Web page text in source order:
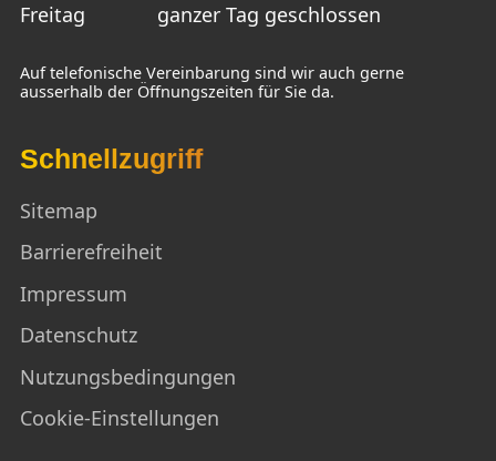
Freitag
ganzer Tag geschlossen
Auf telefonische Vereinbarung sind wir auch gerne
ausserhalb der Öffnungszeiten für Sie da.
Schnellzugriff
Sitemap
Barrierefreiheit
Impressum
Datenschutz
Nutzungsbedingungen
Cookie-Einstellungen